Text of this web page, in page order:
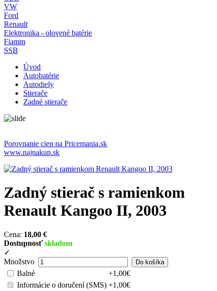
VW
Ford
Renault
Elektronika - olovené batérie
Fiamm
SSB
Úvod
Autobatérie
Autodiely
Stierače
Zadné stierače
Porovnanie cien na Pricemania.sk
www.najnakup.sk
Zadný stierač s ramienkom
Renault Kangoo II, 2003
Cena: 18,00 €
Dostupnosť skladom
✓
Množstvo
Balné
+1,00€
Informácie o doručení (SMS) +1,00€